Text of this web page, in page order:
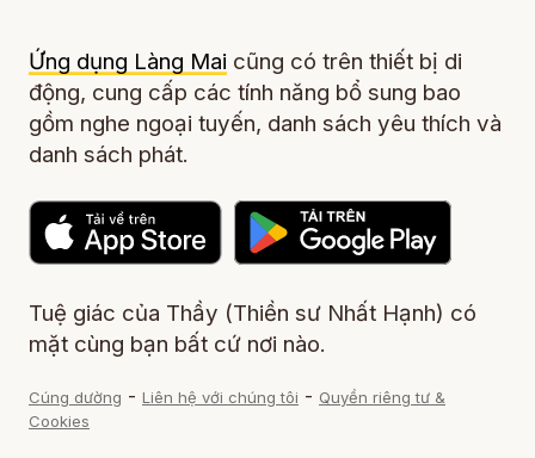
Ứng dụng Làng Mai cũng có trên thiết bị di
động, cung cấp các tính năng bổ sung bao
gồm nghe ngoại tuyến, danh sách yêu thích và
danh sách phát.
Tuệ giác của Thầy (Thiền sư Nhất Hạnh) có
mặt cùng bạn bất cứ nơi nào.
Cúng dường - Liên hệ với chúng tôi - Quyền riêng tư &
Cookies